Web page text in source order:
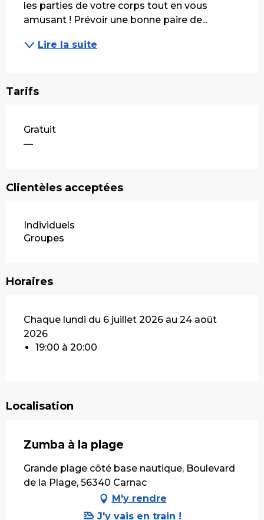
les parties de votre corps tout en vous
amusant ! Prévoir une bonne paire de...
Lire la suite
Tarifs
Gratuit
—
Clientèles acceptées
Individuels
Groupes
Horaires
Chaque lundi du 6 juillet 2026 au 24 août
2026
19:00 à 20:00
Localisation
Zumba à la plage
Grande plage côté base nautique, Boulevard
de la Plage, 56340 Carnac
M'y rendre
J'y vais en train !